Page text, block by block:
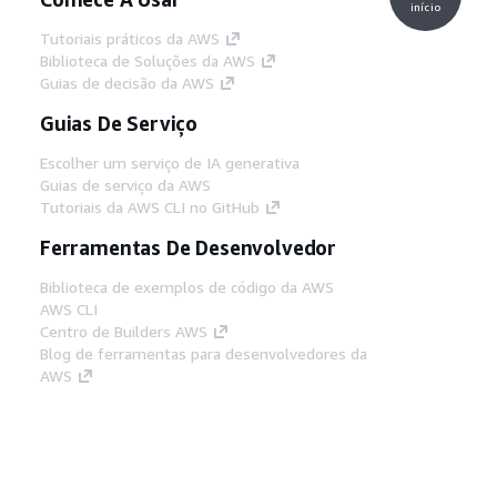
Tutoriais práticos da AWS
Biblioteca de Soluções da AWS
Guias de decisão da AWS
Guias De Serviço
Escolher um serviço de IA generativa
Guias de serviço da AWS
Tutoriais da AWS CLI no GitHub
Ferramentas De Desenvolvedor
Biblioteca de exemplos de código da AWS
AWS CLI
Centro de Builders AWS
Blog de ferramentas para desenvolvedores da
AWS
início